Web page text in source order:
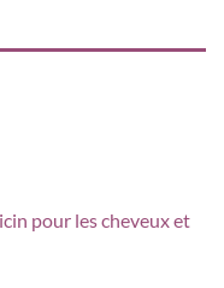
pour les cheveux et